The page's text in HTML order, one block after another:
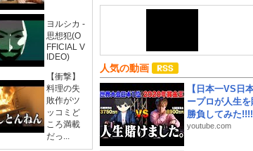
ヨルシカ -
思想犯(O
FFICIAL V
IDEO)
【衝撃】
料理の失
敗作がツ
ッコミど
ころ満載
だっ...
人気の動画
【日本一VS日
ープロが人生
勝負してみた
youtube.com